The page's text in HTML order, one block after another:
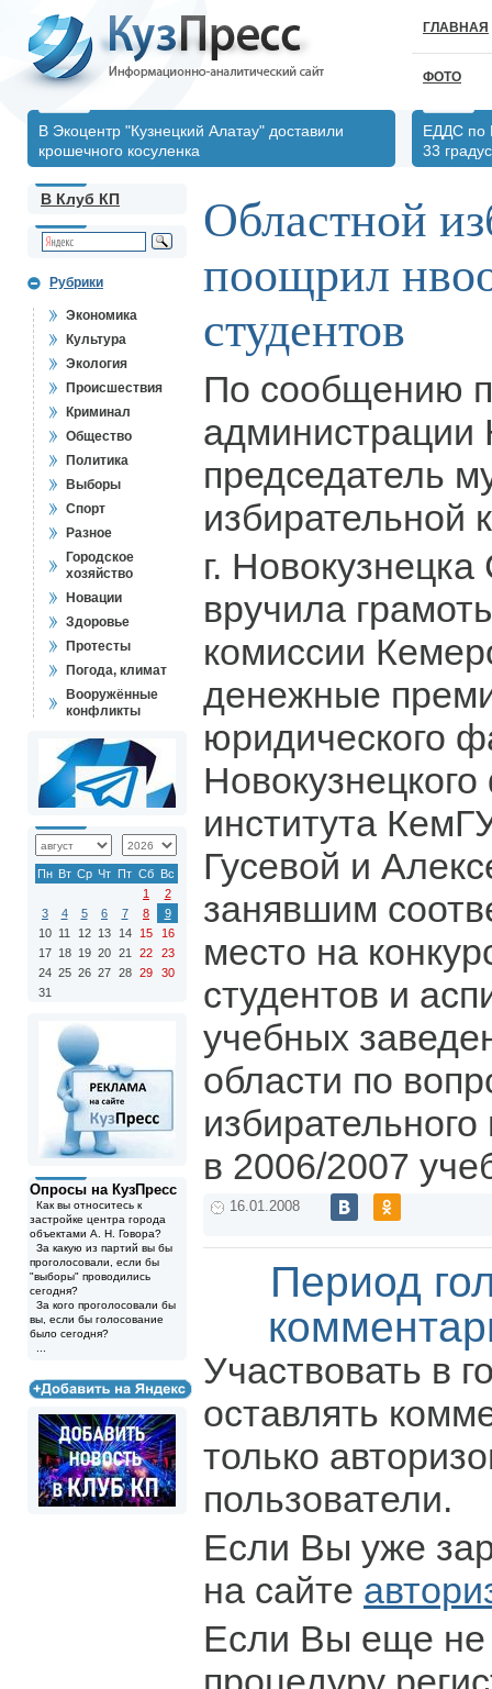
ГЛАВНАЯ
ФОТО
В Экоцентр "Кузнецкий Алатау" доставили
крошечного косуленка
ЕДДС по
33
В Клуб КП
Рубрики
Экономика
Культура
Экология
Происшествия
Криминал
Общество
Политика
Выборы
Спорт
Разное
Городское
хозяйство
Новации
Здоровье
Протесты
Погода, климат
Вооружённые
конфликты
Пн Вт Ср Чт Пт Сб Вс
1
2
3
4 5 6 7 8
9
10 11 12 13 14 15
16
17 18 19 20 21 22
23
24 25 26 27 28 29
30
31
Опросы на КузПресс
Как вы относитесь к
застройке центра города
объектами А. Н. Говора?
За какую из партий вы бы
проголосовали, если бы
"выборы" проводились
сегодня?
За кого проголосовали бы
вы, если бы голосование
было сегодня?
Областной
поощрил
студентов
По сообщению
администрации
председатель
избирательной
г.
вручила
комиссии
денежные
юридического
института
Гусевой и
занявшим
место на
студентов и
учебных
области по
в 2006/2007
16.01.2008
Период
Участвовать в
оставлять
только
пользователи.
Если Вы уже
на сайте
Если Вы еще не